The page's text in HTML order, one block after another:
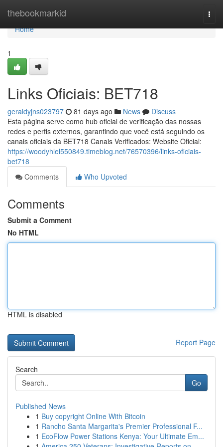
thebookmarkid
Home
Home
1
Links Oficiais: BET718
geraldyjns023797 81 days ago News
Discuss
Esta página serve como hub oficial de verificação das nossas
redes e perfis externos, garantindo que você está seguindo os
canais oficiais da BET718 Canais Verificados: Website Oficial:
https://woodyhlel550849.timeblog.net/76570396/links-oficiais-
bet718
Comments
Who Upvoted
Comments
Submit a Comment
No HTML
HTML is disabled
Report Page
Search
Go
Published News
1 Buy copyright Online With Bitcoin
1 Rancho Santa Margarita's Premier Professional F...
1 EcoFlow Power Stations Kenya: Your Ultimate Em...